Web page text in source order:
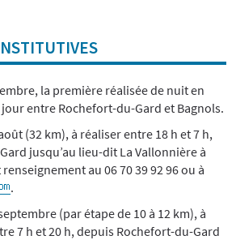
la première réalisée de nuit en
jour entre Rochefort-du-Gard et Bagnols.
(32 km), à réaliser entre 18 h et 7 h,
jusqu’au lieu-dit La Vallonnière à
au 06 70 39 92 96 ou à
.
(par étape de 10 à 12 km), à
7 h et 20 h, depuis Rochefort-du-Gard